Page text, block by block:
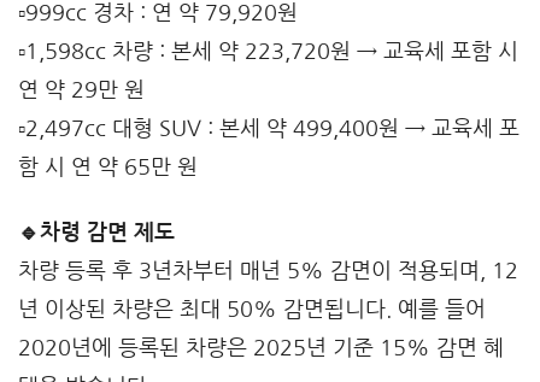
▫️999cc 경차 : 연 약 79,920원
▫️1,598cc 차량 : 본세 약 223,720원 → 교육세 포함 시
연 약 29만 원
▫️2,497cc 대형 SUV : 본세 약 499,400원 → 교육세 포
함 시 연 약 65만 원
🔹차령 감면 제도
차량 등록 후 3년차부터 매년 5% 감면이 적용되며, 12
년 이상된 차량은 최대 50% 감면됩니다. 예를 들어
2020년에 등록된 차량은 2025년 기준 15% 감면 혜